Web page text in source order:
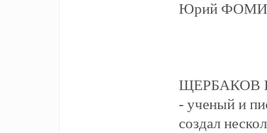
Юрий
ЩЕРБАКОВ
- ученый и
создал